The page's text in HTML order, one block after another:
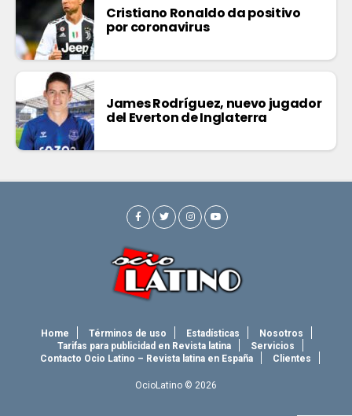
Cristiano Ronaldo da positivo
por coronavirus
James Rodríguez, nuevo jugador
del Everton de Inglaterra
Home Términos de uso Estadísticas
Nosotros
Tarifas para publicidad en Revista latina
Servicios
Contacto Ocio Latino – Revista latina en España
Clientes
OcioLatino © 2026